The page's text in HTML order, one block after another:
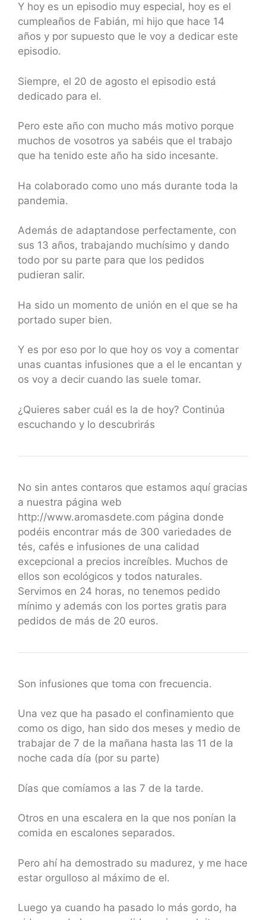
Y hoy es un episodio muy especial, hoy es el
cumpleaños de Fabián, mi hijo que hace 14
años y por supuesto que le voy a dedicar este
episodio.
Siempre, el 20 de agosto el episodio está
dedicado para el.
Pero este año con mucho más motivo porque
muchos de vosotros ya sabéis que el trabajo
que ha tenido este año ha sido incesante.
Ha colaborado como uno más durante toda la
pandemia.
Además de adaptandose perfectamente, con
sus 13 años, trabajando muchísimo y dando
todo por su parte para que los pedidos
pudieran salir.
Ha sido un momento de unión en el que se ha
portado super bien.
Y es por eso por lo que hoy os voy a comentar
unas cuantas infusiones que a el le encantan y
os voy a decir cuando las suele tomar.
¿Quieres saber cuál es la de hoy? Continúa
escuchando y lo descubrirás
No sin antes contaros que estamos aquí gracias
a nuestra página web
http://www.aromasdete.com página donde
podéis encontrar más de 300 variedades de
tés, cafés e infusiones de una calidad
excepcional a precios increíbles. Muchos de
ellos son ecológicos y todos naturales.
Servimos en 24 horas, no tenemos pedido
mínimo y además con los portes gratis para
pedidos de más de 20 euros.
Son infusiones que toma con frecuencia.
Una vez que ha pasado el confinamiento que
como os digo, han sido dos meses y medio de
trabajar de 7 de la mañana hasta las 11 de la
noche cada día (por su parte)
Días que comíamos a las 7 de la tarde.
Otros en una escalera en la que nos ponían la
comida en escalones separados.
Pero ahí ha demostrado su madurez, y me hace
estar orgulloso al máximo de el.
Luego ya cuando ha pasado lo más gordo, ha